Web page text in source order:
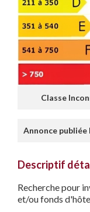
Classe
Annonce publiée
Descriptif
Recherche pour
et/ou fonds